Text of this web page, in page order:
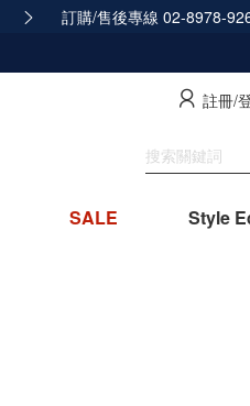
165
訂購/售後專線 02-8978-
註冊/
SALE Style